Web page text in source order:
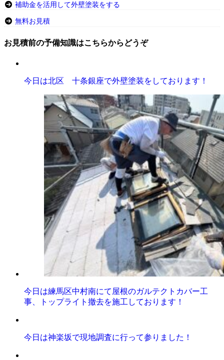
補助金を活用して外壁塗装をする
無料お見積
お見積前の予備知識はこちらからどうぞ
今日は北区 十条銀座で外壁塗装をしております！
今日は練馬区中村南にて屋根のガルテクトカバー工
事、トップライト撤去を施工しております！
今日は神楽坂で現地調査に行って参りました！